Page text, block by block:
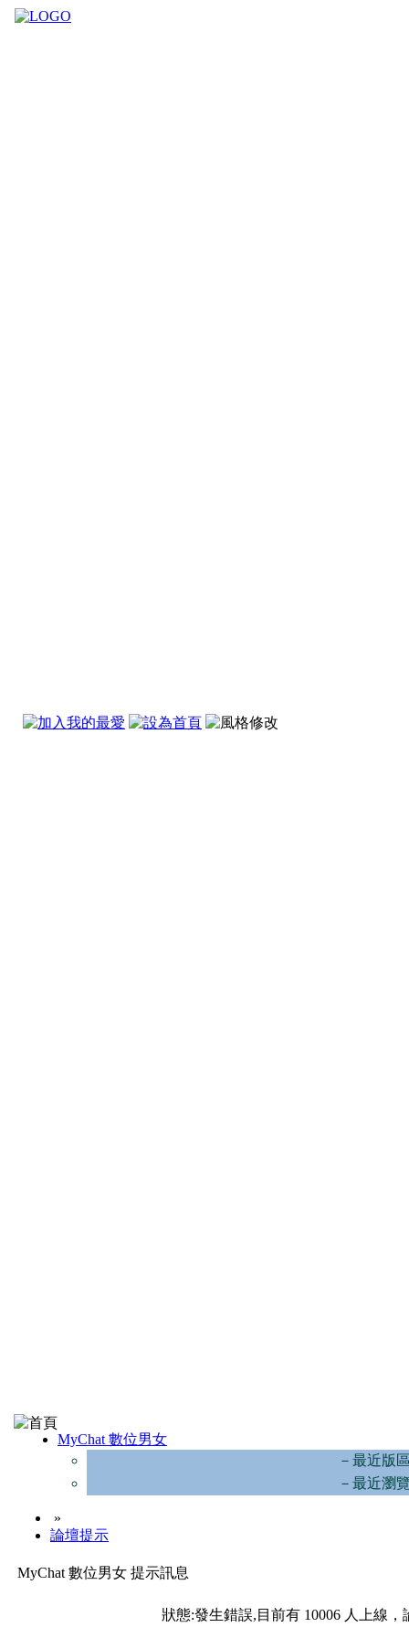
MyChat 數位男女
－最近版
－最近瀏
»
論壇提示
MyChat 數位男女 提示訊息
狀態:發生錯誤,目前有 10006 人上線